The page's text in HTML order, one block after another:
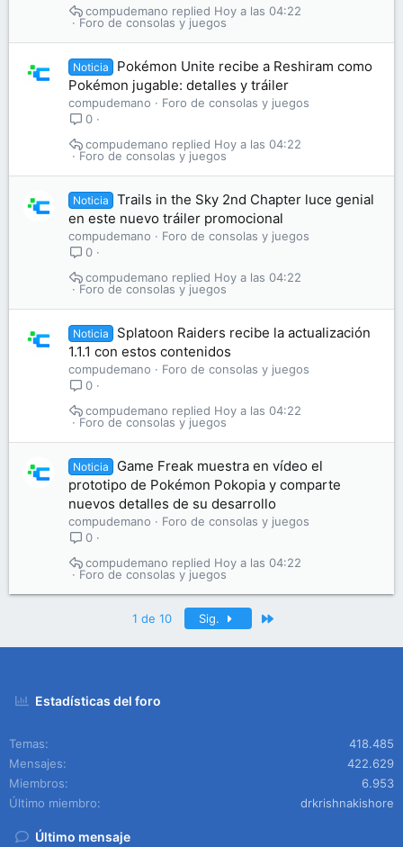
Foro de consolas y juegos
Hoy a las 04:22
compudemano
Noticia
Pokémon Unite recibe a Reshiram como
Pokémon jugable: detalles y tráiler
compudemano
Foro de consolas y juegos
0
Foro de consolas y juegos
Hoy a las 04:22
compudemano
Noticia
Trails in the Sky 2nd Chapter luce genial
en este nuevo tráiler promocional
compudemano
Foro de consolas y juegos
0
Foro de consolas y juegos
Hoy a las 04:22
compudemano
Noticia
Splatoon Raiders recibe la actualización
1.1.1 con estos contenidos
compudemano
Foro de consolas y juegos
0
Foro de consolas y juegos
Hoy a las 04:22
compudemano
Noticia
Game Freak muestra en vídeo el
prototipo de Pokémon Pokopia y comparte
nuevos detalles de su desarrollo
compudemano
Foro de consolas y juegos
0
Foro de consolas y juegos
Hoy a las 04:22
compudemano
1 de 10 Sig.
Estadísticas del foro
Temas
418.485
Mensajes
422.629
Miembros
6.953
Último miembro
drkrishnakishore
Último mensaje